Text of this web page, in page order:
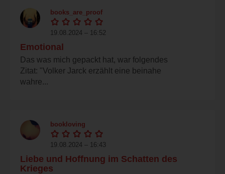
books_are_proof
19.08.2024 – 16:52
Emotional
Das was mich gepackt hat, war folgendes
Zitat: "Volker Jarck erzählt eine beinahe
wahre...
bookloving
19.08.2024 – 16:43
Liebe und Hoffnung im Schatten des
Krieges